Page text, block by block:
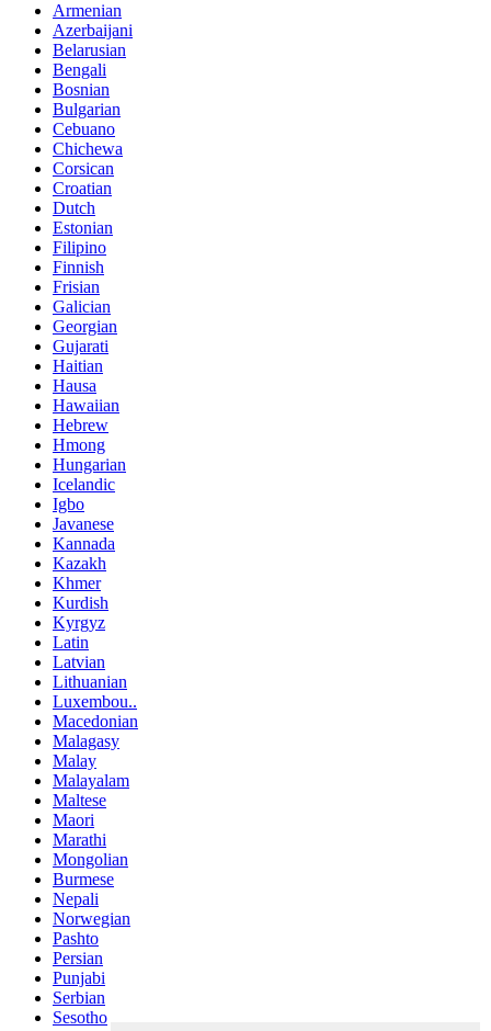
Armenian
Azerbaijani
Belarusian
Bengali
Bosnian
Bulgarian
Cebuano
Chichewa
Corsican
Croatian
Dutch
Estonian
Filipino
Finnish
Frisian
Galician
Georgian
Gujarati
Haitian
Hausa
Hawaiian
Hebrew
Hmong
Hungarian
Icelandic
Igbo
Javanese
Kannada
Kazakh
Khmer
Kurdish
Kyrgyz
Latin
Latvian
Lithuanian
Luxembou..
Macedonian
Malagasy
Malay
Malayalam
Maltese
Maori
Marathi
Mongolian
Burmese
Nepali
Norwegian
Pashto
Persian
Punjabi
Serbian
Sesotho